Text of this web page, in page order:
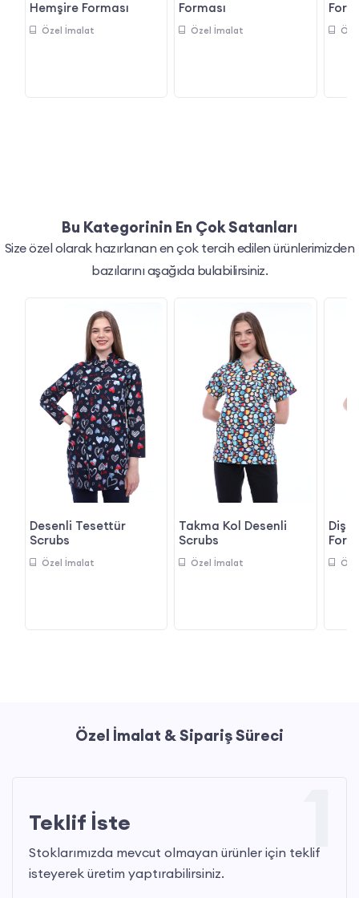
Hemşire Forması
Özel İmalat
Forması
Özel İmalat
Bu Kategorinin En Çok Satanları
Size özel olarak hazırlanan en çok tercih edilen ürünlerimizden
bazılarını aşağıda bulabilirsiniz.
Desenli Tesettür
Scrubs
Özel İmalat
Takma Kol Desenli
Scrubs
Özel İmalat
Diş
Özel İmalat & Sipariş Süreci
Teklif İste
Stoklarımızda mevcut olmayan ürünler için teklif
isteyerek üretim yaptırabilirsiniz.